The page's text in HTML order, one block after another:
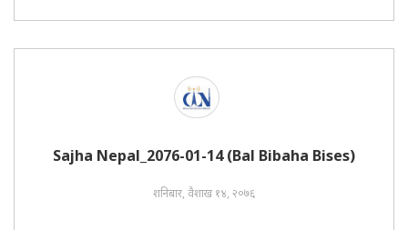
Sajha Nepal_2076-01-14 (Bal Bibaha Bises)
शनिबार, वैशाख १४, २०७६